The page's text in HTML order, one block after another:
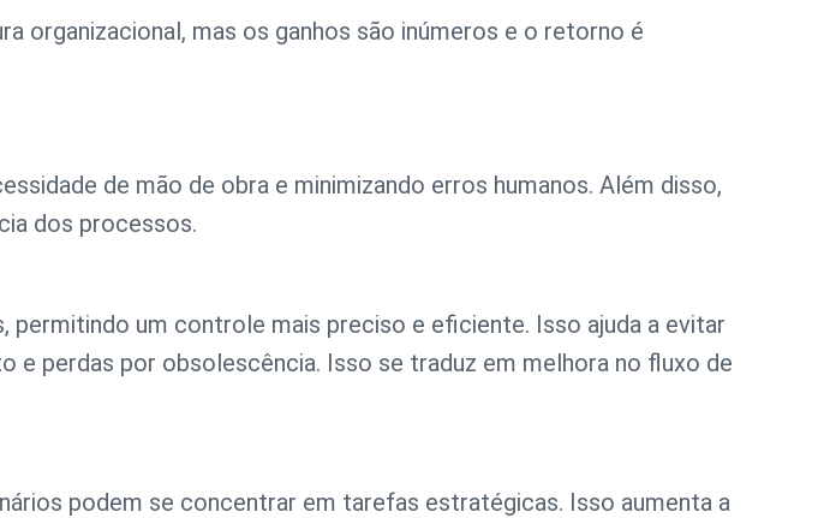
organizacional, mas os ganhos são inúmeros e o retorno é
de mão de obra e minimizando erros humanos. Além disso,
dos processos.
um controle mais preciso e eficiente. Isso ajuda a evitar
perdas por obsolescência. Isso se traduz em melhora no fluxo de
podem se concentrar em tarefas estratégicas. Isso aumenta a